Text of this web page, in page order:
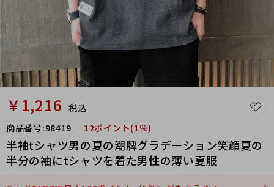
￥1,216 税込
商品番号:98419 12ポイント(1％)
半袖tシャツ男の夏の潮牌グラデーション笑顔夏の
半分の袖にtシャツを着た男性の薄い夏服